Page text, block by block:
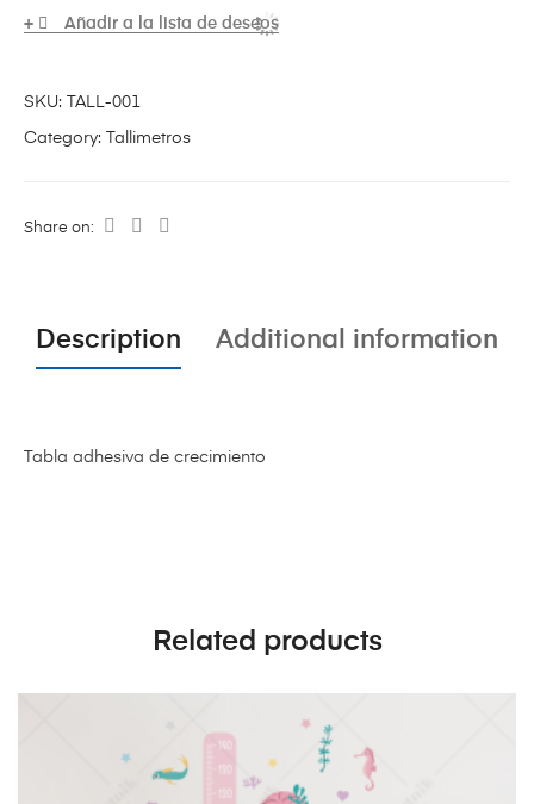
Añadir a la lista de deseos
SKU: TALL-001
Category: Tallimetros
Share on:
Description Additional information
Tabla adhesiva de crecimiento
Related products